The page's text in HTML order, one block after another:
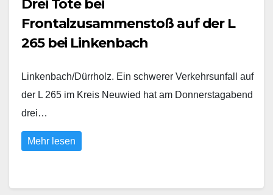
Drei Tote bei
Frontalzusammenstoß auf der L
265 bei Linkenbach
Linkenbach/Dürrholz. Ein schwerer Verkehrsunfall auf
der L 265 im Kreis Neuwied hat am Donnerstagabend
drei…
Mehr lesen